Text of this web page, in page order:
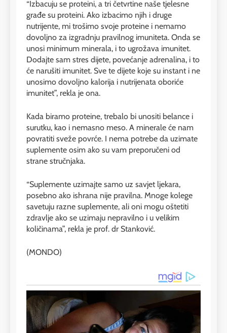
“Izbacuju se proteini, a tri četvrtine naše tjelesne
građe su proteini. Ako izbacimo njih i druge
nutrijente, mi trošimo svoje proteine i nemamo
dovoljno za izgradnju pravilnog imuniteta. Onda se
unosi minimum minerala, i to ugrožava imunitet.
Dodajte sam stres dijete, povećanje adrenalina, i to
će narušiti imunitet. Sve te dijete koje su instant i ne
unosimo dovoljno kalorija i nutrijenata oboriće
imunitet”, rekla je ona.
Kada biramo proteine, trebalo bi unositi belance i
surutku, kao i nemasno meso. A minerale će nam
povratiti sveže povrće. I nema potrebe da uzimate
suplemente osim ako su vam preporučeni od
strane stručnjaka.
“Suplemente uzimajte samo uz savjet ljekara,
posebno ako ishrana nije pravilna. Mnoge kolege
savetuju razne suplemente, ali oni mogu oštetiti
zdravlje ako se uzimaju nepravilno i u velikim
količinama”, rekla je prof. dr Stanković.
(MONDO)